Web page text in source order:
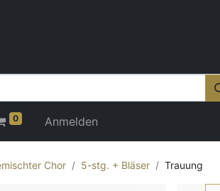
0 Anmelden
Chor 5-stg. + Bläser Trauung